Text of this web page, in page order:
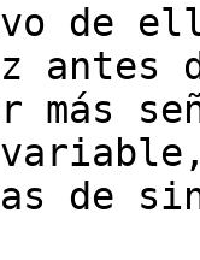
de
antes
más
de